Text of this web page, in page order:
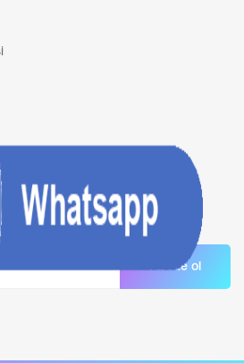
ilgili
bültenimize
Abone ol